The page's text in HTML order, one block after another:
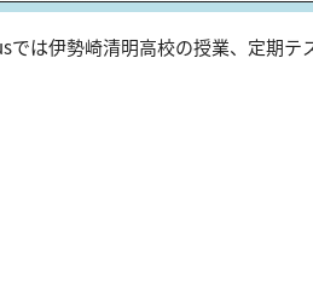
は伊勢崎清明高校の授業、定期テ